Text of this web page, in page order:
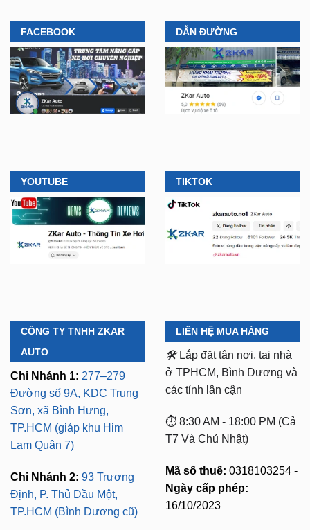
FACEBOOK DẪN ĐƯỜNG
YOUTUBE TIKTOK
CÔNG TY TNHH ZKAR
AUTO
Chi Nhánh 1: 277–279
Đường số 9A, KDC Trung
Sơn, xã Bình Hưng,
TP.HCM (giáp khu Him
Lam Quận 7)
Chi Nhánh 2: 93 Trương
Định, P. Thủ Dầu Một,
TP.HCM (Bình Dương cũ)
LIÊN HỆ MUA HÀNG
🛠️ Lắp đặt tận nơi, tại nhà
ở TPHCM, Bình Dương và
các tỉnh lân cận
⏱️ 8:30 AM - 18:00 PM (Cả
T7 Và Chủ Nhật)
Mã số thuế: 0318103254 -
Ngày cấp phép:
16/10/2023